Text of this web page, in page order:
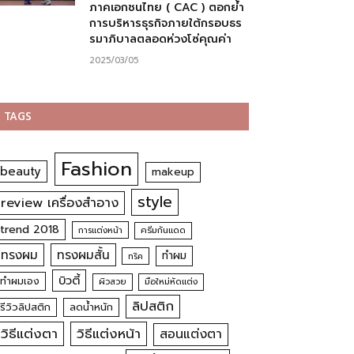
ภาคเอกชนไทย ( CAC ) ตอกย้ำ
การบริหารธุรกิจภายใต้กรอบธร
รมาภิบาลตลอดห่วงโซ่คุณค่า
2025/03/05
TAGS
beauty Fashion makeup
review เครื่องสำอาง style
trend 2018 การแต่งหน้า ครีมกันแดด
ทรงผม ทรงผมสั้น ทริค ทำผม
ทำผมเอง บิวตี้ ผิวสวย มือใหม่หัดแต่ง
รีวิวลิปสติก ลดน้ำหนัก ลิปสติก
วิธีแต่งตา วิธีแต่งหน้า สอนแต่งตา